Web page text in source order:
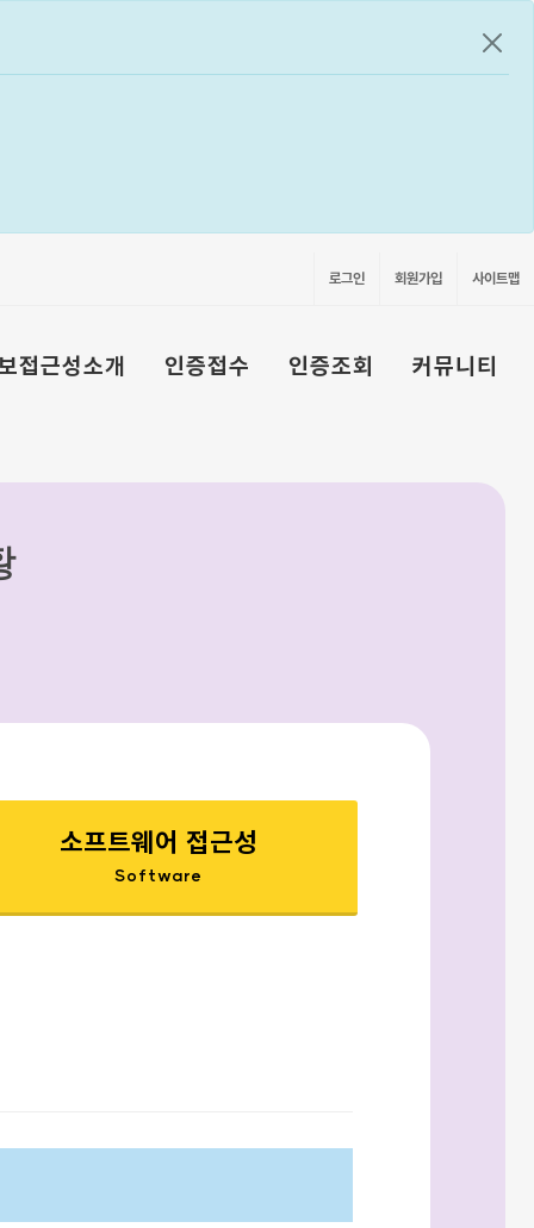
공지
로그인 회원가입 사이트맵
접근성소개 인증접수 인증조회 커뮤니티
소프트웨어 접근성
Software